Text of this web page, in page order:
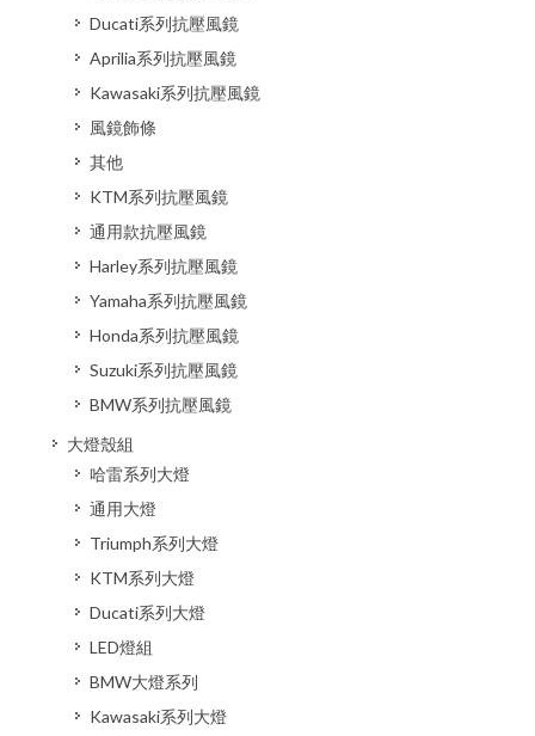
Ducati系列抗壓風鏡
Aprilia系列抗壓風鏡
Kawasaki系列抗壓風鏡
風鏡飾條
其他
KTM系列抗壓風鏡
通用款抗壓風鏡
Harley系列抗壓風鏡
Yamaha系列抗壓風鏡
Honda系列抗壓風鏡
Suzuki系列抗壓風鏡
BMW系列抗壓風鏡
大燈殼組
哈雷系列大燈
通用大燈
Triumph系列大燈
KTM系列大燈
Ducati系列大燈
LED燈組
BMW大燈系列
Kawasaki系列大燈